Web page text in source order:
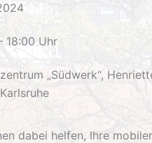
18:00 Uhr
„Südwerk“,
dabei helfen, Ihre